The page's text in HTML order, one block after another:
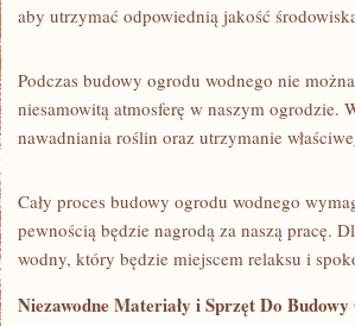
aby⁢ utrzymać odpowiednią jakość
Podczas budowy ​ogrodu ‌wodnego nie
niesamowitą atmosferę w⁤ naszym ogrodzie.⁣
nawadniania roślin ​oraz utrzymanie
Cały proces budowy ogrodu wodnego
pewnością będzie nagrodą za naszą⁢ pracę.‍
wodny, który będzie⁢ miejscem relaksu i
Niezawodne Materiały i Sprzęt Do